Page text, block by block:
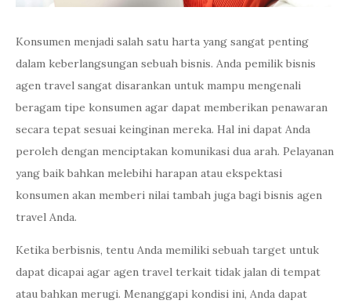
Konsumen menjadi salah satu harta yang sangat penting
dalam keberlangsungan sebuah bisnis. Anda pemilik bisnis
agen travel sangat disarankan untuk mampu mengenali
beragam tipe konsumen agar dapat memberikan penawaran
secara tepat sesuai keinginan mereka. Hal ini dapat Anda
peroleh dengan menciptakan komunikasi dua arah. Pelayanan
yang baik bahkan melebihi harapan atau ekspektasi
konsumen akan memberi nilai tambah juga bagi bisnis agen
travel Anda.
Ketika berbisnis, tentu Anda memiliki sebuah target untuk
dapat dicapai agar agen travel terkait tidak jalan di tempat
atau bahkan merugi. Menanggapi kondisi ini, Anda dapat